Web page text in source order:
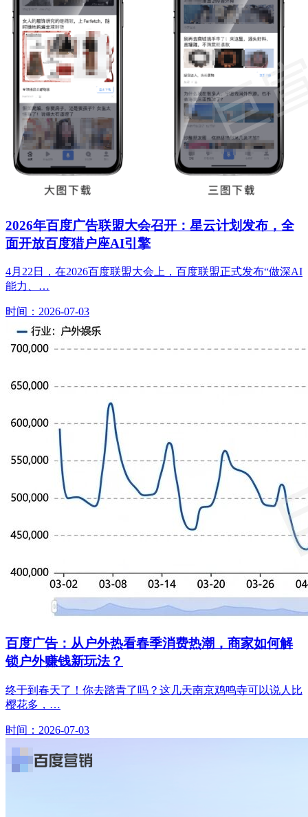
2026年百度广告联盟大会召开：星云计划发布，全
面开放百度猎户座AI引擎
4月22日，在2026百度联盟大会上，百度联盟正式发布“做深AI
能力、…
时间：2026-07-03
百度广告：从户外热看春季消费热潮，商家如何解
锁户外赚钱新玩法？
终于到春天了！你去踏青了吗？这几天南京鸡鸣寺可以说人比
樱花多，…
时间：2026-07-03